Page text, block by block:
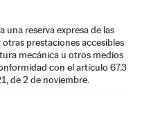
una reserva expresa de las
prestaciones accesibles
mecánica u otros medios
con el artículo 67.3
de 2 de noviembre.